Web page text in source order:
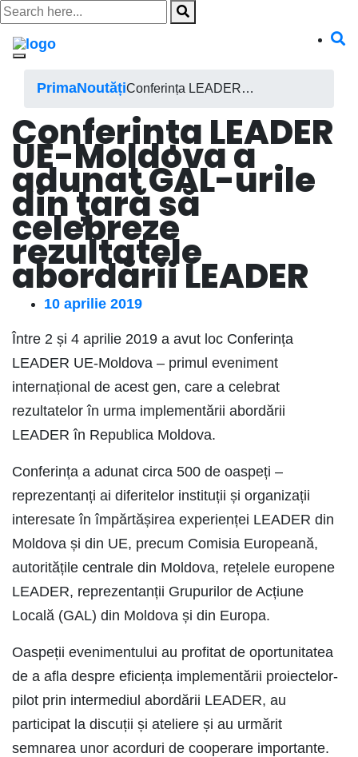
Skip
to
content
PrimaNoutățiConferința LEADER…
Conferința LEADER
UE-Moldova a
adunat GAL-urile
din țară să
celebreze
rezultatele
abordării LEADER
10 aprilie 2019
Între 2 și 4 aprilie 2019 a avut loc Conferința
LEADER UE-Moldova – primul eveniment
internațional de acest gen, care a celebrat
rezultatelor în urma implementării abordării
LEADER în Republica Moldova.
Conferința a adunat circa 500 de oaspeți –
reprezentanți ai diferitelor instituții și organizații
interesate în împărtășirea experienței LEADER din
Moldova și din UE, precum Comisia Europeană,
autoritățile centrale din Moldova, rețelele europene
LEADER, reprezentanții Grupurilor de Acțiune
Locală (GAL) din Moldova și din Europa.
Oaspeții evenimentului au profitat de oportunitatea
de a afla despre eficiența implementării proiectelor-
pilot prin intermediul abordării LEADER, au
participat la discuții și ateliere și au urmărit
semnarea unor acorduri de cooperare importante.